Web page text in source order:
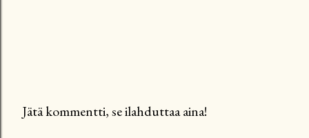
Jätä kommentti, se ilahduttaa aina!